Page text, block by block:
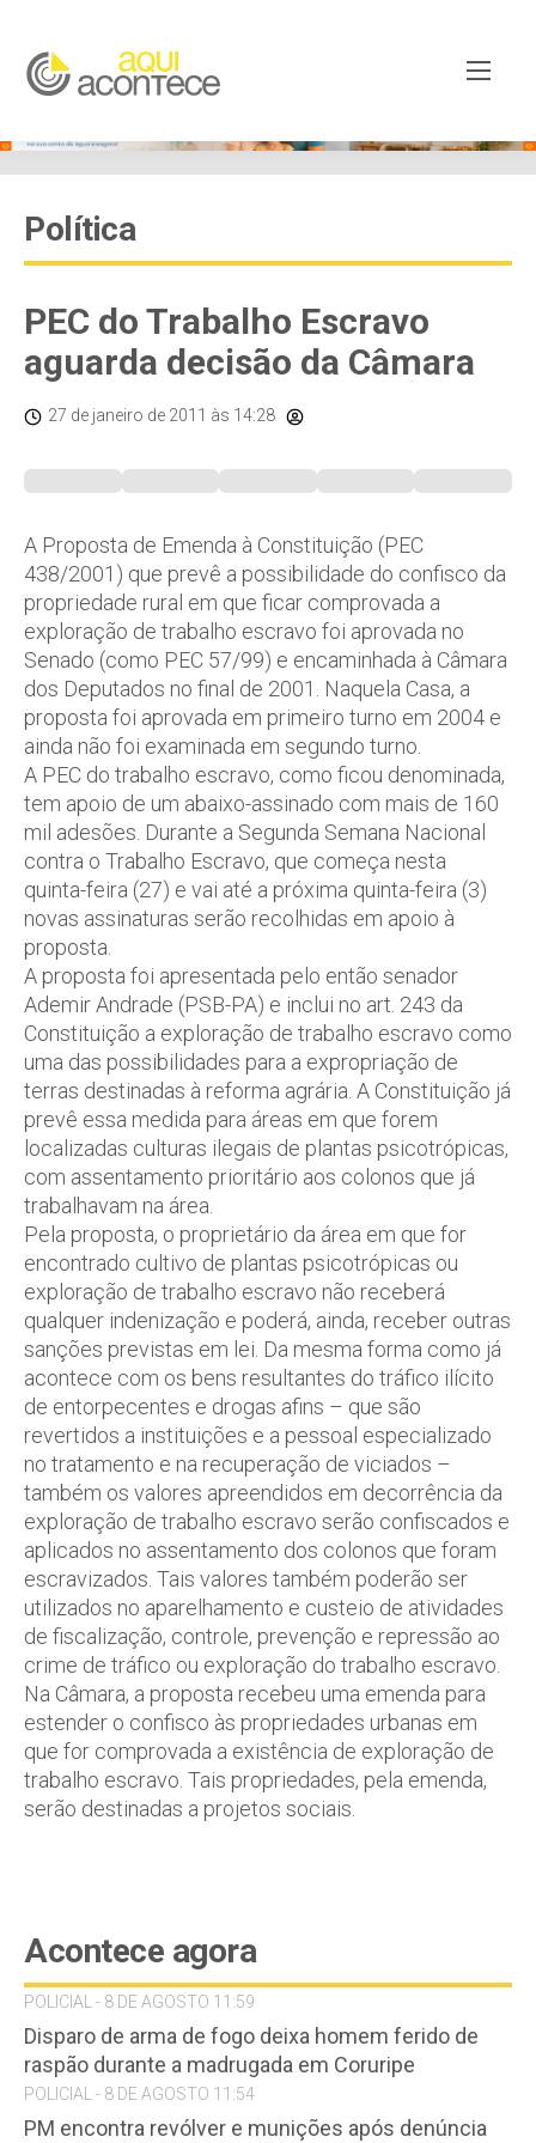
Política
PEC do Trabalho Escravo
aguarda decisão da Câmara
27 de janeiro de 2011 às 14:28
A Proposta de Emenda à Constituição (PEC
438/2001) que prevê a possibilidade do confisco da
propriedade rural em que ficar comprovada a
exploração de trabalho escravo foi aprovada no
Senado (como PEC 57/99) e encaminhada à Câmara
dos Deputados no final de 2001. Naquela Casa, a
proposta foi aprovada em primeiro turno em 2004 e
ainda não foi examinada em segundo turno.
A PEC do trabalho escravo, como ficou denominada,
tem apoio de um abaixo-assinado com mais de 160
mil adesões. Durante a Segunda Semana Nacional
contra o Trabalho Escravo, que começa nesta
quinta-feira (27) e vai até a próxima quinta-feira (3)
novas assinaturas serão recolhidas em apoio à
proposta.
A proposta foi apresentada pelo então senador
Ademir Andrade (PSB-PA) e inclui no art. 243 da
Constituição a exploração de trabalho escravo como
uma das possibilidades para a expropriação de
terras destinadas à reforma agrária. A Constituição já
prevê essa medida para áreas em que forem
localizadas culturas ilegais de plantas psicotrópicas,
com assentamento prioritário aos colonos que já
trabalhavam na área.
Pela proposta, o proprietário da área em que for
encontrado cultivo de plantas psicotrópicas ou
exploração de trabalho escravo não receberá
qualquer indenização e poderá, ainda, receber outras
sanções previstas em lei. Da mesma forma como já
acontece com os bens resultantes do tráfico ilícito
de entorpecentes e drogas afins – que são
revertidos a instituições e a pessoal especializado
no tratamento e na recuperação de viciados –
também os valores apreendidos em decorrência da
exploração de trabalho escravo serão confiscados e
aplicados no assentamento dos colonos que foram
escravizados. Tais valores também poderão ser
utilizados no aparelhamento e custeio de atividades
de fiscalização, controle, prevenção e repressão ao
crime de tráfico ou exploração do trabalho escravo.
Na Câmara, a proposta recebeu uma emenda para
estender o confisco às propriedades urbanas em
que for comprovada a existência de exploração de
trabalho escravo. Tais propriedades, pela emenda,
serão destinadas a projetos sociais.
Acontece agora
POLICIAL - 8 DE AGOSTO 11:59
Disparo de arma de fogo deixa homem ferido de
raspão durante a madrugada em Coruripe
POLICIAL - 8 DE AGOSTO 11:54
PM encontra revólver e munições após denúncia